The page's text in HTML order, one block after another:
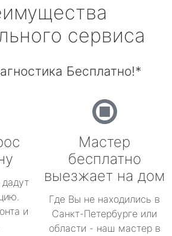
сервиса
Бесплатно!*
и
Мастер
бесплатно
выезжает на дом
Где Вы не находились в
Санкт-Петербурге или
области - наш мастер в